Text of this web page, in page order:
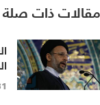
مقالات ذات صلة
31